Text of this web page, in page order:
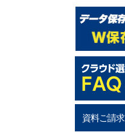
資料ご請求